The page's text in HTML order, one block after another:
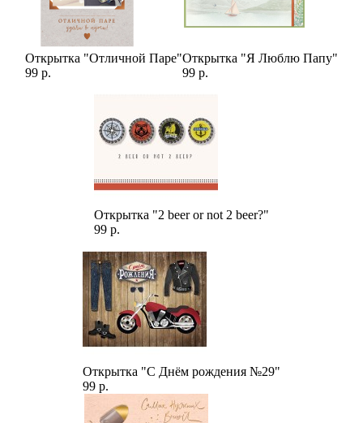
Открытка "Отличной Паре"
99 р.
Открытка "Я Люблю Папу"
99 р.
Открытка "2 beer or not 2 beer?"
99 р.
Открытка "С Днём рождения №29"
99 р.